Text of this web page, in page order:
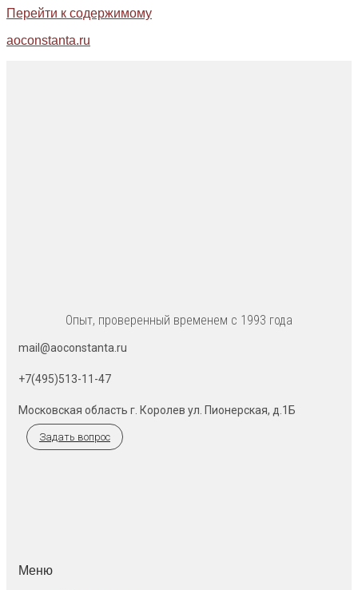
Перейти к содержимому
aoconstanta.ru
Опыт, проверенный временем с 1993 года
mail@aoconstanta.ru
+7(495)513-11-47
Московская область г. Королев ул. Пионерская, д.1Б
Задать вопрос
Меню